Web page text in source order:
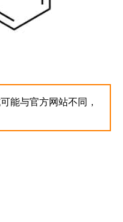
能与官方网站不同，